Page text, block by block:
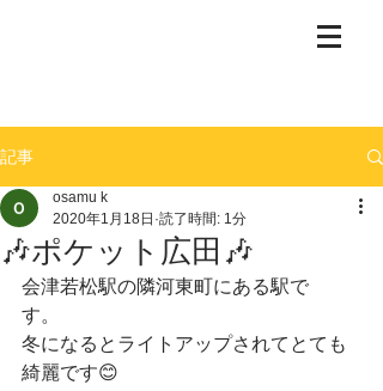
記事
🎶ポケット広田🎶
osamu k
2020年1月18日 読了時間: 1分
会津若松駅の隣河東町にある駅で
す。
冬になるとライトアップされてとても
綺麗です😊